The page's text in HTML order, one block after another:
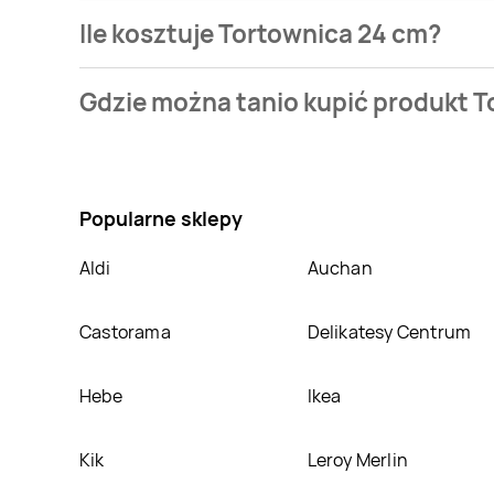
Ile kosztuje Tortownica 24 cm?
bazie jest z sieciLeclerc. Tortownica 24 cm
Gdzie można tanio kupić produkt
Popularne sklepy
Aldi Auchan
Castorama Delikatesy Centrum
Hebe Ikea
Kik Leroy Merlin